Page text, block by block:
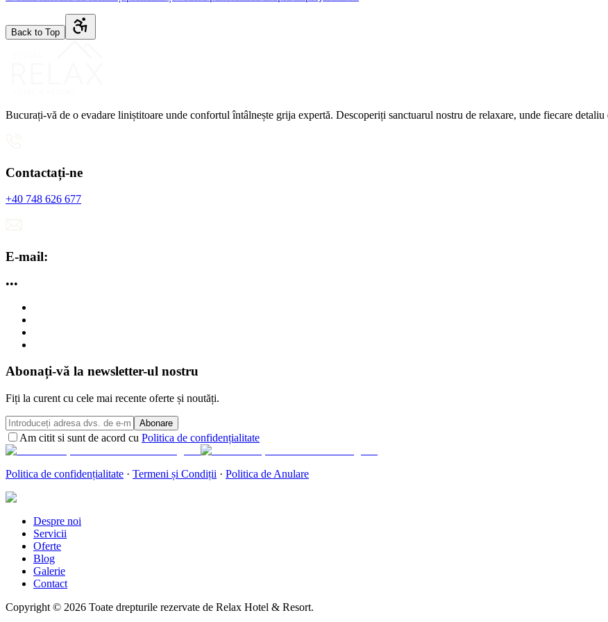
Back to Top
Bucurați-vă de o evadare liniștitoare unde confortul întâlnește grija expertă. Descoperiți sanctuarul nostru de relaxare, unde fiecare
Contactați-ne
+40 748 626 677
E-mail:
•••
Abonați-vă la newsletter-ul nostru
Fiți la curent cu cele mai recente oferte și noutăți.
Abonare
Am citit si sunt de acord cu Politica de confidențialitate
Politica de confidențialitate · Termeni și Condiții · Politica de Anulare
Despre noi
Servicii
Oferte
Blog
Galerie
Contact
Copyright © 2026 Toate drepturile rezervate de Relax Hotel & Resort.